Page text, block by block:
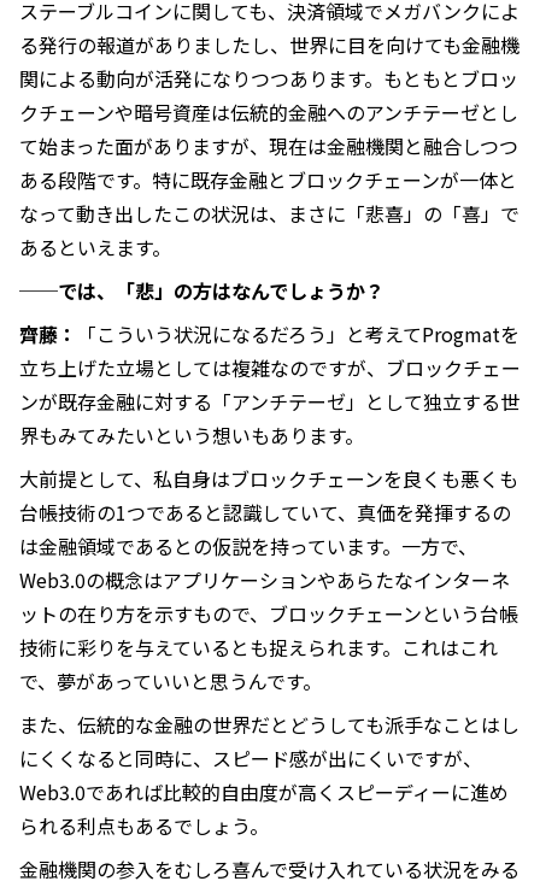
ステーブルコインに関しても、決済領域でメガバンクによ
る発行の報道がありましたし、世界に目を向けても金融機
関による動向が活発になりつつあります。もともとブロッ
クチェーンや暗号資産は伝統的金融へのアンチテーゼとし
て始まった面がありますが、現在は金融機関と融合しつつ
ある段階です。特に既存金融とブロックチェーンが一体と
なって動き出したこの状況は、まさに「悲喜」の「喜」で
あるといえます。
──では、「悲」の方はなんでしょうか？
齊藤：
「こういう状況になるだろう」と考えてProgmatを
立ち上げた立場としては複雑なのですが、ブロックチェー
ンが既存金融に対する「アンチテーゼ」として独立する世
界もみてみたいという想いもあります。
大前提として、私自身はブロックチェーンを良くも悪くも
台帳技術の1つであると認識していて、真価を発揮するの
は金融領域であるとの仮説を持っています。一方で、
Web3.0の概念はアプリケーションやあらたなインターネ
ットの在り方を示すもので、ブロックチェーンという台帳
技術に彩りを与えているとも捉えられます。これはこれ
で、夢があっていいと思うんです。
また、伝統的な金融の世界だとどうしても派手なことはし
にくくなると同時に、スピード感が出にくいですが、
Web3.0であれば比較的自由度が高くスピーディーに進め
られる利点もあるでしょう。
金融機関の参入をむしろ喜んで受け入れている状況をみる